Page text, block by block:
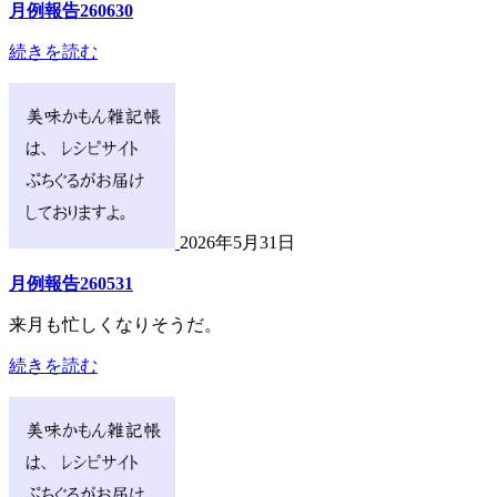
月例報告260630
続きを読む
2026年5月31日
月例報告260531
来月も忙しくなりそうだ。
続きを読む